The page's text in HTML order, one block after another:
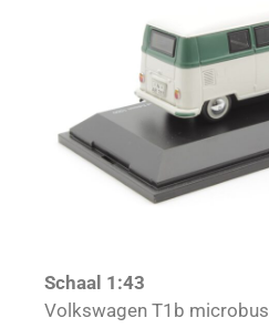
Schaal 1:43
Volkswagen T1b microbus